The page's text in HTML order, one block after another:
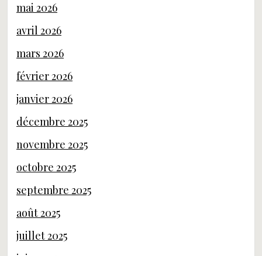
mai 2026
avril 2026
mars 2026
février 2026
janvier 2026
décembre 2025
novembre 2025
octobre 2025
septembre 2025
août 2025
juillet 2025